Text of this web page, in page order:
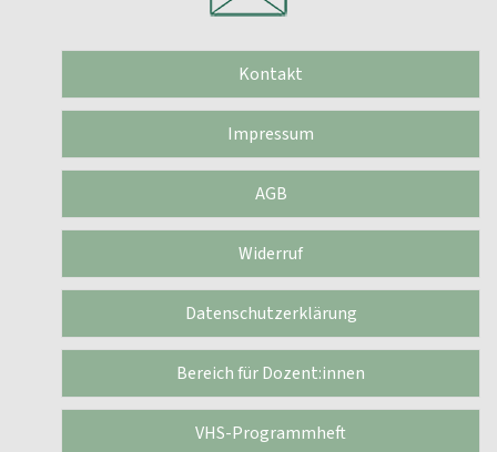
Kontakt
Impressum
AGB
Widerruf
Datenschutzerklärung
Bereich für Dozent:innen
VHS-Programmheft